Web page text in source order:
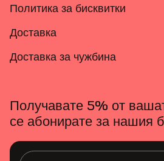
Политика за бисквитки
Доставка
Доставка за чужбина
Получавате 5% от
се абонирате за нашия